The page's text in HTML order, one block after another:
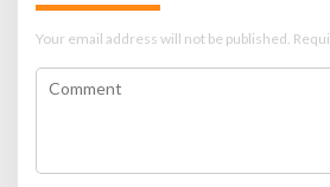
Your email address will not be published.